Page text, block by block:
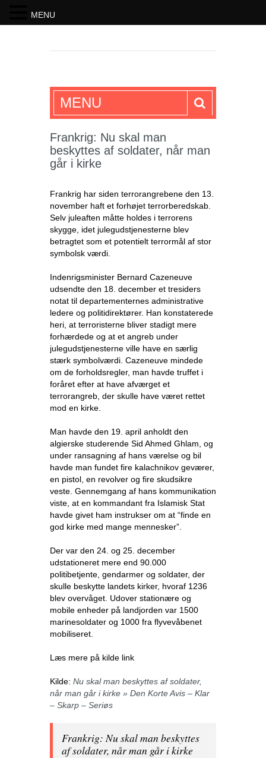
SKRIFTEN
MENU
Frankrig: Nu skal man
beskyttes af soldater, når man
går i kirke
Frankrig har siden terrorangrebene den 13.
november haft et forhøjet terrorberedskab.
Selv juleaften måtte holdes i terrorens
skygge, idet julegudstjenesterne blev
betragtet som et potentielt terrormål af stor
symbolsk værdi.
Indenrigsminister Bernard Cazeneuve
udsendte den 18. december et tresiders
notat til departementernes administrative
ledere og politidirektører. Han konstaterede
heri, at terroristerne bliver stadigt mere
forhærdede og at et angreb under
julegudstjenesterne ville have en særlig
stærk symbolværdi. Cazeneuve mindede
om de forholdsregler, man havde truffet i
foråret efter at have afværget et
terrorangreb, der skulle have været rettet
mod en kirke.
Man havde den 19. april anholdt den
algierske studerende Sid Ahmed Ghlam, og
under ransagning af hans værelse og bil
havde man fundet fire kalachnikov geværer,
en pistol, en revolver og fire skudsikre
veste. Gennemgang af hans kommunikation
viste, at en kommandant fra Islamisk Stat
havde givet ham instrukser om at “finde en
god kirke med mange mennesker”.
Der var den 24. og 25. december
udstationeret mere end 90.000
politibetjente, gendarmer og soldater, der
skulle beskytte landets kirker, hvoraf 1236
blev overvåget. Udover stationære og
mobile enheder på landjorden var 1500
marinesoldater og 1000 fra flyvevåbenet
mobiliseret.
Læs mere på kilde link
Kilde: Nu skal man beskyttes af soldater,
når man går i kirke » Den Korte Avis – Klar
– Skarp – Seriøs
Frankrig: Nu skal man beskyttes
af soldater, når man går i kirke
MENU